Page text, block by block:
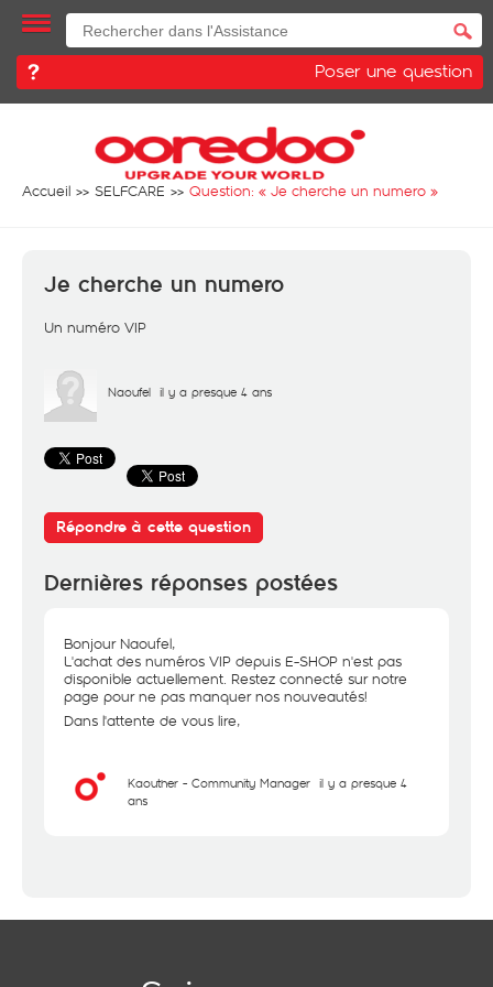
Poser une question
Accueil SELFCARE Question: « Je cherche un numero »
Je cherche un numero
Un numéro VIP
Naoufel il y a presque 4 ans
Répondre à cette question
Dernières réponses postées
Bonjour Naoufel,
L'achat des numéros VIP depuis E-SHOP n'est pas
disponible actuellement. Restez connecté sur notre
page pour ne pas manquer nos nouveautés!
Dans l'attente de vous lire,
Kaouther - Community Manager il y a presque 4
ans